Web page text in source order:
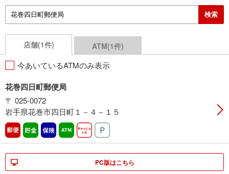
店舗(1件) ATM(1件)
今あいているATMのみ表示
花巻四日町郵便局
〒 025-0072
岩手県花巻市四日町１－４－１５
郵便 貯金 保険 ATM営業中キャッシュレス
PC版はこちら